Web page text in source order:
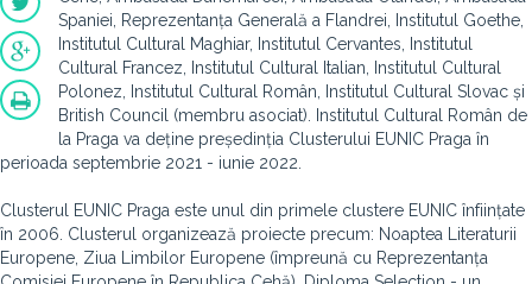
Spaniei, Reprezentanța Generală a Flandrei, Institutul Goethe,
Institutul Cultural Maghiar, Institutul Cervantes, Institutul
Cultural Francez, Institutul Cultural Italian, Institutul Cultural
Polonez, Institutul Cultural Român, Institutul Cultural Slovac și
British Council (membru asociat). Institutul Cultural Român de
la Praga va deține președinția Clusterului EUNIC Praga în
perioada septembrie 2021 - iunie 2022.
Clusterul EUNIC Praga este unul din primele clustere EUNIC înființate
în 2006. Clusterul organizează proiecte precum: Noaptea Literaturii
Europene, Ziua Limbilor Europene (împreună cu Reprezentanța